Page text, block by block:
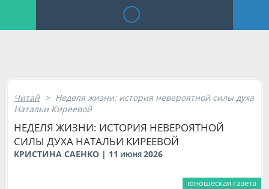
Читай > Неделя жизни: история невероятной силы духа
Натальи Киреевой
НЕДЕЛЯ ЖИЗНИ: ИСТОРИЯ НЕВЕРОЯТНОЙ
СИЛЫ ДУХА НАТАЛЬИ КИРЕЕВОЙ
КРИСТИНА САЕНКО | 11 ИЮНЯ 2026
юношеская газета